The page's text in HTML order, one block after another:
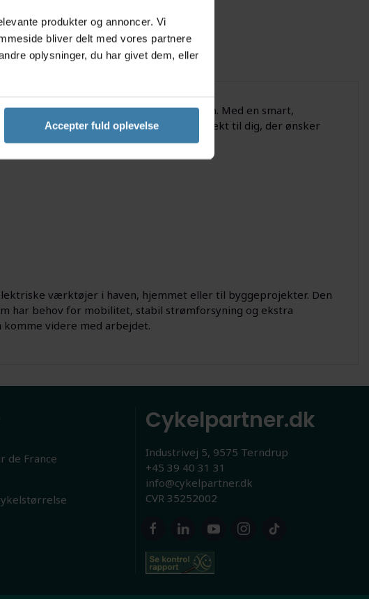
produkter og annoncer. Vi
bliver delt med vores partnere
oplysninger, du har givet dem, eller
Accepter fuld oplevelse
alle dine værktøjer fra Worx 20V-serien. Med en smart,
at dine projekter aldrig går i stå. Perfekt til dig, der ønsker
uden begrænsninger.
værktøjer i haven, hjemmet eller til byggeprojekter. Den
har behov for mobilitet, stabil strømforsyning og ekstra
videre med arbejdet.
de France
Cykelpartner.dk
Industrivej 5, 9575 Terndrup
+45 39 40 31 31
info@cykelpartner.dk
CVR 35252002